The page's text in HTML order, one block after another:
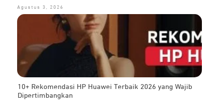
Agustus 3, 2026
10+ Rekomendasi HP Huawei Terbaik 2026 yang Wajib
Dipertimbangkan